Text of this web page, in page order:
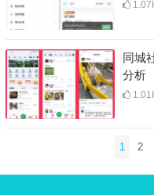
同城
分析
分
1 2